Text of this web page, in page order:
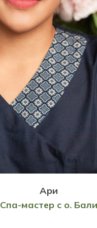
Ари
Спа-мастер с о. Бали